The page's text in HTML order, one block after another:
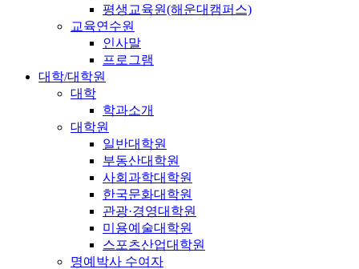
평생교육원(해운대캠퍼스)
교육연수원
인사말
프로그램
대학/대학원
대학
학과소개
대학원
일반대학원
부동산대학원
사회과학대학원
한국문화대학원
관광·경영대학원
미용예술대학원
스포츠산업대학원
명예박사 수여자